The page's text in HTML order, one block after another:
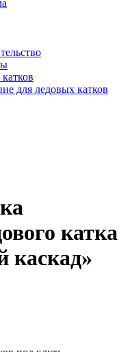
для ледовых катков
катка
каскад»